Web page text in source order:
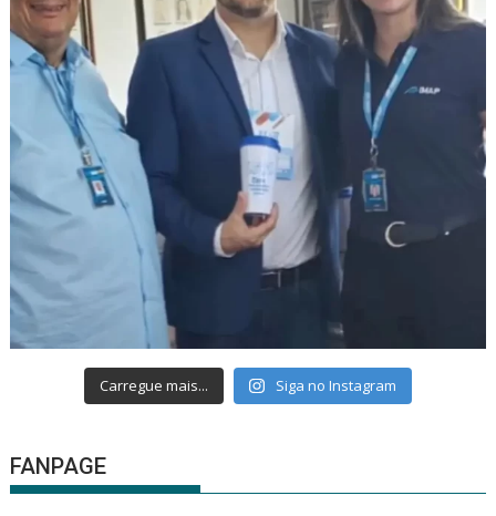
Carregue mais... Siga no Instagram
FANPAGE